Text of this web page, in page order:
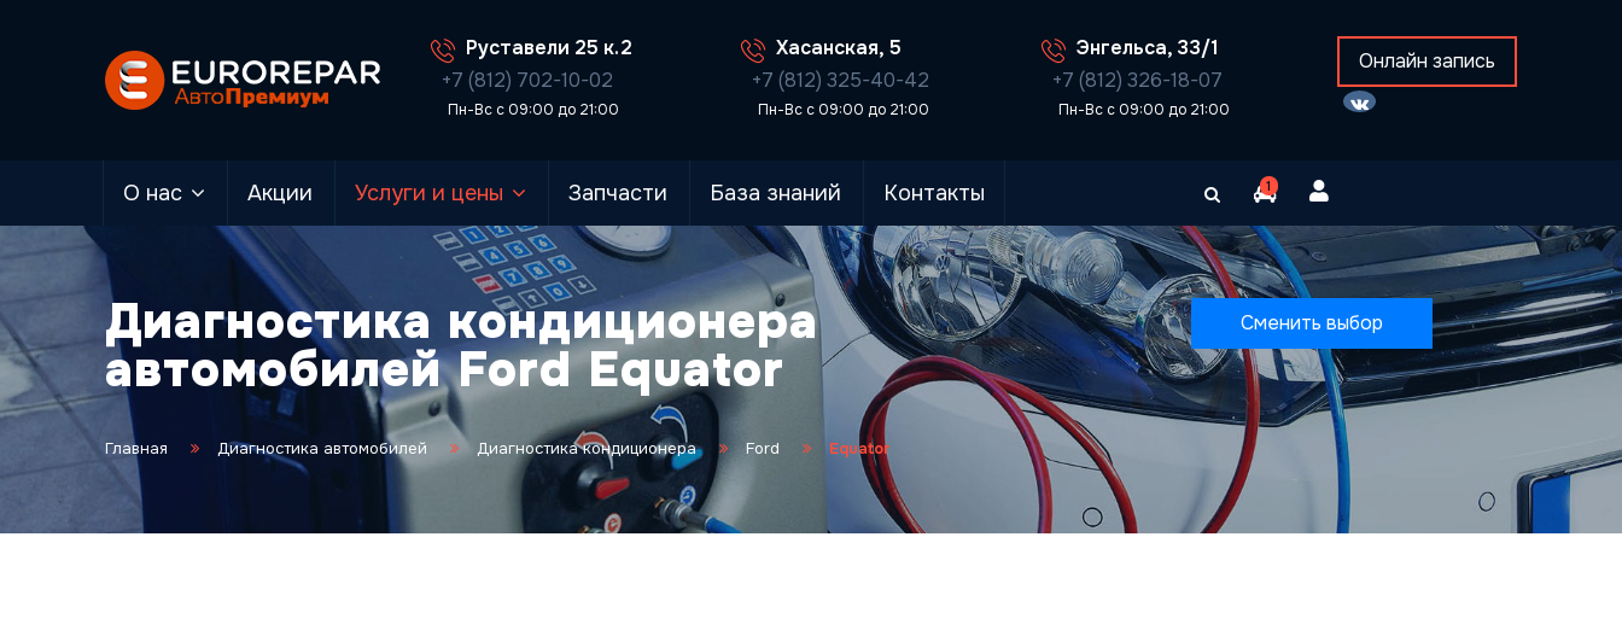
Руставели 25 к.2
+7 (812) 702-10-02
Пн-Вс с 09:00 до 21:00
Хасанская, 5
+7 (812) 325-40-42
Пн-Вс с 09:00 до 21:00
Энгельса, 33/1
+7 (812) 326-18-07
Пн-Вс с 09:00 до 21:00
Онлайн запись
О нас Акции Услуги и цены Запчасти База знаний Контакты 1
Диагностика кондиционера
автомобилей Ford Equator
Сменить выбор
Главная Диагностика автомобилей Диагностика кондиционера Ford Equator